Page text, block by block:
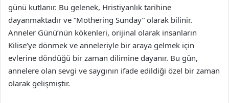
günü kutlanır. Bu gelenek, Hristiyanlık tarihine
dayanmaktadır ve “Mothering Sunday” olarak bilinir.
Anneler Günü’nün kökenleri, orijinal olarak insanların
Kilise’ye dönmek ve anneleriyle bir araya gelmek için
evlerine döndüğü bir zaman dilimine dayanır. Bu gün,
annelere olan sevgi ve saygının ifade edildiği özel bir zaman
olarak gelişmiştir.